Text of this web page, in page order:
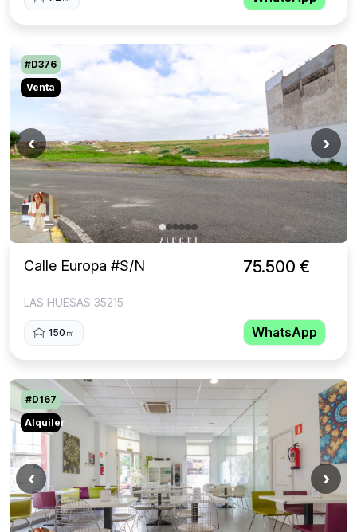
‹ ›
#D376
Venta
Calle Europa #S/N
LAS HUESAS 35215
150㎡
75.500 €
WhatsApp
‹ ›
#D167
Alquiler